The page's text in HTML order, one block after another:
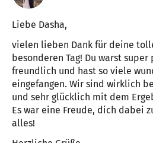
Liebe Dasha,
vielen lieben Dank für deine
besonderen Tag! Du warst
freundlich und hast so viele
eingefangen. Wir sind wirklich
und sehr glücklich mit dem
Es war eine Freude, dich dabei
alles!